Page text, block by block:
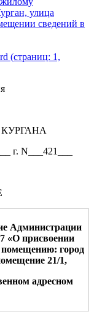
улица
сведений в
(страниц: 1,
г. N___421___
Администрации
«О присвоении
город
21/1,
адресном